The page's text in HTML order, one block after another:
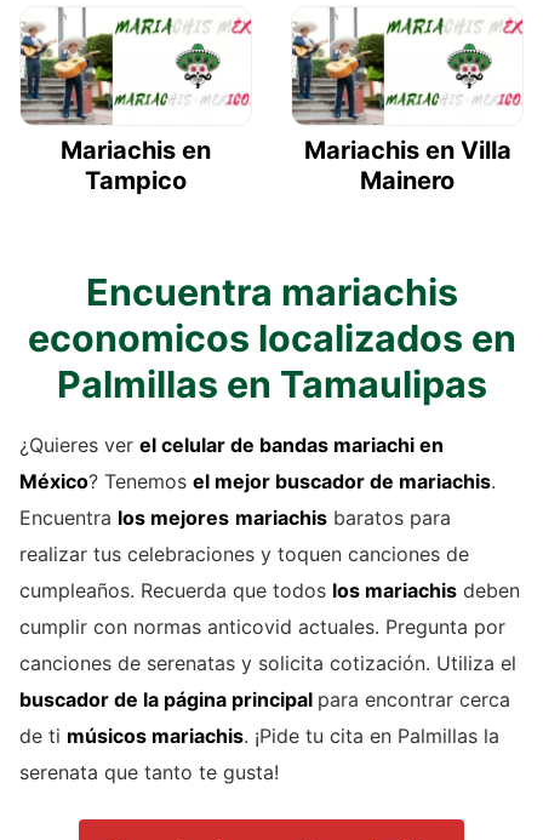
Mariachis en
Tampico
Mariachis en Villa
Mainero
Encuentra mariachis
economicos localizados en
Palmillas en Tamaulipas
¿Quieres ver el celular de bandas mariachi en
México? Tenemos el mejor buscador de mariachis.
Encuentra los mejores mariachis baratos para
realizar tus celebraciones y toquen canciones de
cumpleaños. Recuerda que todos los mariachis deben
cumplir con normas anticovid actuales. Pregunta por
canciones de serenatas y solicita cotización. Utiliza el
buscador de la página principal para encontrar cerca
de ti músicos mariachis. ¡Pide tu cita en Palmillas la
serenata que tanto te gusta!